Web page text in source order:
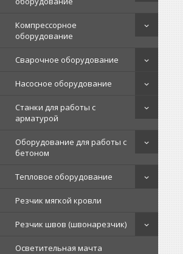
Компрессорное
оборудование
Сварочное оборудование
Насосное оборудование
Станки для работы с
арматурой
Оборудование для работы с
бетоном
Тепловое оборудование
Резчик мягкой кровли
Резчик швов (швонарезчик)
Осветительная мачта